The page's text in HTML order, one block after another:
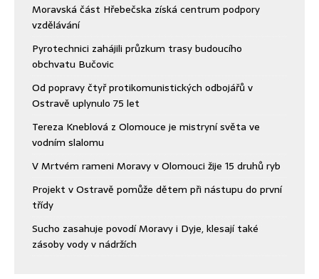
Moravská část Hřebečska získá centrum podpory
vzdělávání
Pyrotechnici zahájili průzkum trasy budoucího
obchvatu Bučovic
Od popravy čtyř protikomunistických odbojářů v
Ostravě uplynulo 75 let
Tereza Kneblová z Olomouce je mistryní světa ve
vodním slalomu
V Mrtvém rameni Moravy v Olomouci žije 15 druhů ryb
Projekt v Ostravě pomůže dětem při nástupu do první
třídy
Sucho zasahuje povodí Moravy i Dyje, klesají také
zásoby vody v nádržích